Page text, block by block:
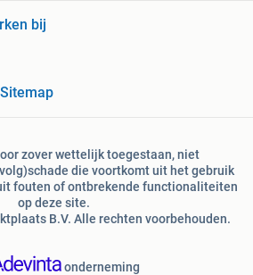
bij
Sitemap
zover wettelijk toegestaan, niet
die voortkomt uit het gebruik
fouten of ontbrekende functionaliteiten
op deze site.
B.V. Alle rechten voorbehouden.
onderneming